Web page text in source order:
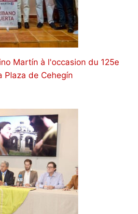
Martín à l'occasion du 125e
Plaza de Cehegín